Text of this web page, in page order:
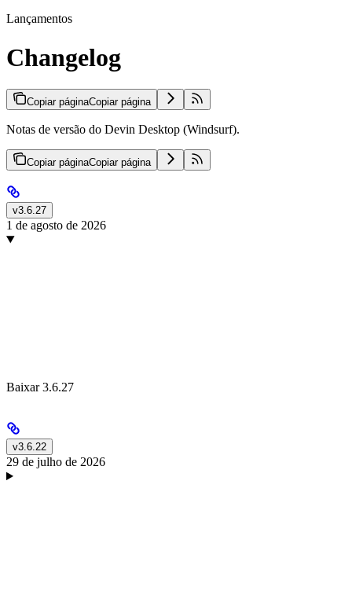
Lançamentos
Changelog
Copiar páginaCopiar página
Notas de versão do Devin Desktop (Windsurf).
Copiar páginaCopiar página
v3.6.27
1 de agosto de 2026
Baixar 3.6.27
v3.6.22
29 de julho de 2026